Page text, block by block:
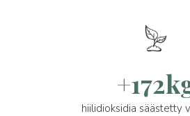
hiilidioksidia säästetty